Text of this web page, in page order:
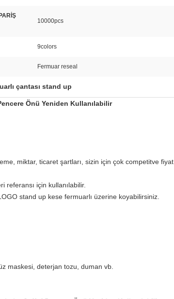
10000pcs
9colors
Fermuar reseal
çantası stand up
Önü Yeniden Kullanılabilir
miktar, ticaret şartları, sizin için çok competitve fiyat
referansı için kullanılabilir.
stand up kese fermuarlı üzerine koyabilirsiniz.
maskesi, deterjan tozu, duman vb.